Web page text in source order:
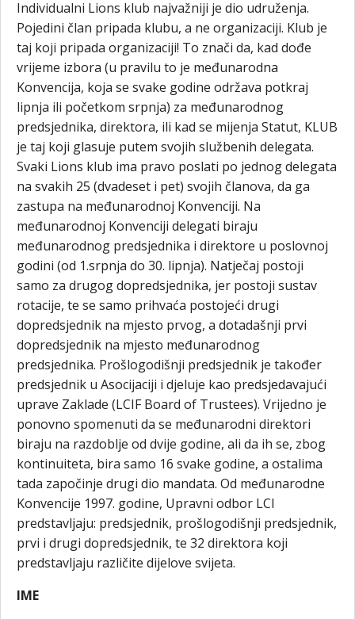
Individualni Lions klub najvažniji je dio udruženja.
Pojedini član pripada klubu, a ne organizaciji. Klub je
taj koji pripada organizaciji! To znači da, kad dođe
vrijeme izbora (u pravilu to je međunarodna
Konvencija, koja se svake godine održava potkraj
lipnja ili početkom srpnja) za međunarodnog
predsjednika, direktora, ili kad se mijenja Statut, KLUB
je taj koji glasuje putem svojih službenih delegata.
Svaki Lions klub ima pravo poslati po jednog delegata
na svakih 25 (dvadeset i pet) svojih članova, da ga
zastupa na međunarodnoj Konvenciji. Na
međunarodnoj Konvenciji delegati biraju
međunarodnog predsjednika i direktore u poslovnoj
godini (od 1.srpnja do 30. lipnja). Natječaj postoji
samo za drugog dopredsjednika, jer postoji sustav
rotacije, te se samo prihvaća postojeći drugi
dopredsjednik na mjesto prvog, a dotadašnji prvi
dopredsjednik na mjesto međunarodnog
predsjednika. Prošlogodišnji predsjednik je također
predsjednik u Asocijaciji i djeluje kao predsjedavajući
uprave Zaklade (LCIF Board of Trustees). Vrijedno je
ponovno spomenuti da se međunarodni direktori
biraju na razdoblje od dvije godine, ali da ih se, zbog
kontinuiteta, bira samo 16 svake godine, a ostalima
tada započinje drugi dio mandata. Od međunarodne
Konvencije 1997. godine, Upravni odbor LCI
predstavljaju: predsjednik, prošlogodišnji predsjednik,
prvi i drugi dopredsjednik, te 32 direktora koji
predstavljaju različite dijelove svijeta.
IME